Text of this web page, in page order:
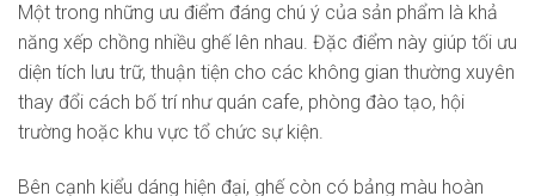
Một trong những ưu điểm đáng chú ý của sản phẩm là khả
năng xếp chồng nhiều ghế lên nhau. Đặc điểm này giúp tối ưu
diện tích lưu trữ, thuận tiện cho các không gian thường xuyên
thay đổi cách bố trí như quán cafe, phòng đào tạo, hội
trường hoặc khu vực tổ chức sự kiện.
Bên cạnh kiểu dáng hiện đại, ghế còn có bảng màu hoàn